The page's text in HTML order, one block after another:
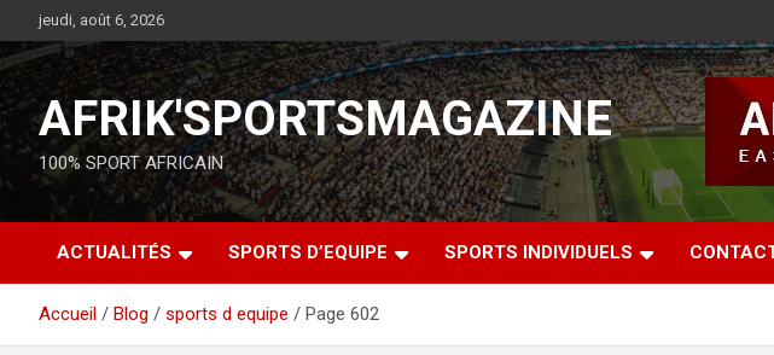
jeudi, août 6, 2026
AFRIK'SPORTSMAGAZINE
100% SPORT AFRICAIN
ACTUALITÉS SPORTS D’EQUIPE SPORTS INDIVIDUELS
Accueil Blog sports d equipe Page 602